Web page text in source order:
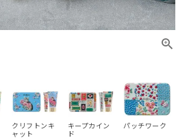
クリフトンキ
ャット
キープカイン
ド
パッチワーク